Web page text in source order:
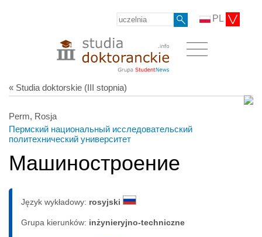
PL
« Studia doktorskie (III stopnia)
Perm, Rosja
Пермский национальный исследовательский
политехнический университет
Машиностроение
Język wykładowy: rosyjski
Grupa kierunków: inżynieryjno-techniczne